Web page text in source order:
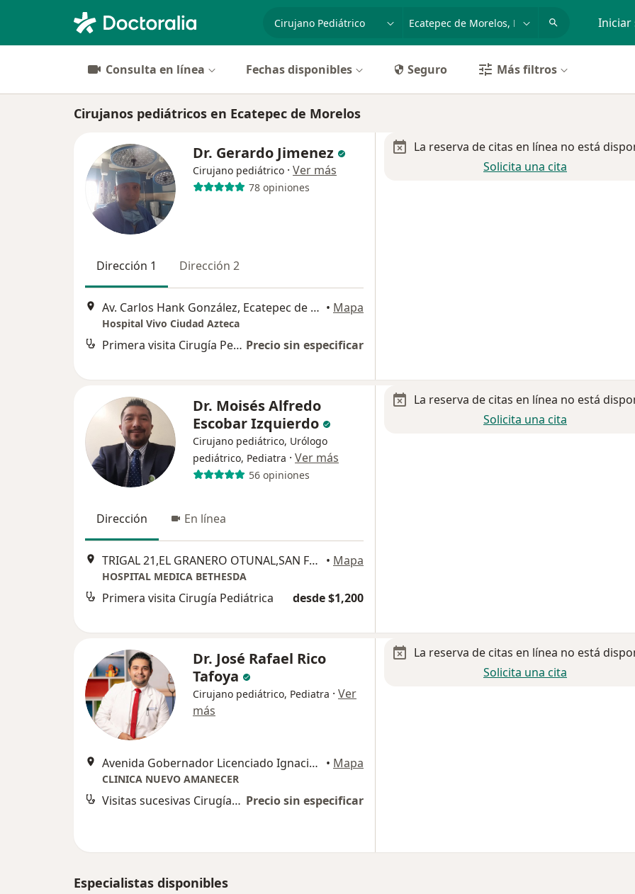
especialidad, enfermedad o nombre Iniciar
Consulta en línea Fechas disponibles Seguro Más filtros
Cirujanos pediátricos en Ecatepec de Morelos
Dr. Gerardo Jimenez
Cirujano pediátrico · Ver más
78 opiniones
Dirección 1 Dirección 2
Av. Carlos Hank González, Ecatepec de Morelos • Mapa
Hospital Vivo Ciudad Azteca
Primera visita Cirugía Pediátrica Precio sin especificar
La reserva de citas en línea no está
Solicita una cita
Dr. Moisés Alfredo
Escobar Izquierdo
Cirujano pediátrico, Urólogo
pediátrico, Pediatra · Ver más
56 opiniones
Dirección En línea
TRIGAL 21,EL GRANERO OTUNAL,SAN FRANCISCO, Coacalco de Berriozabal • Mapa
HOSPITAL MEDICA BETHESDA
Primera visita Cirugía Pediátrica desde $1,200
La reserva de citas en línea no está
Solicita una cita
Dr. José Rafael Rico
Tafoya
Cirujano pediátrico, Pediatra · Ver
más
Avenida Gobernador Licenciado Ignacio Pichardo Pagaza 66, Ecatepec de Morelos • Mapa
CLINICA NUEVO AMANECER
Visitas sucesivas Cirugía Pediátrica Precio sin especificar
La reserva de citas en línea no está
Solicita una cita
Especialistas disponibles